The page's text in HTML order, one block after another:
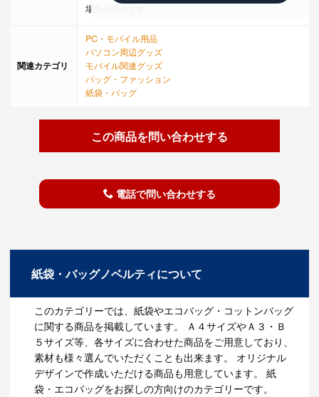
場合があります。
関連カテゴリ
PC・モバイル用品
パソコン周辺グッズ
モバイル関連グッズ
バッグ・ファッション
紙袋・バッグ
この商品を問い合わせする
電話で問い合わせする
紙袋・バッグノベルティについて
このカテゴリーでは、紙袋やエコバッグ・コットンバッグ
に関する商品を掲載しています。 Ａ４サイズやＡ３・Ｂ
５サイズ等、各サイズに合わせた商品をご用意しており、
素材も様々選んでいただくことも出来ます。 オリジナル
デザインで作成いただける商品も用意しています。 紙
袋・エコバッグをお探しの方向けのカテゴリーです。